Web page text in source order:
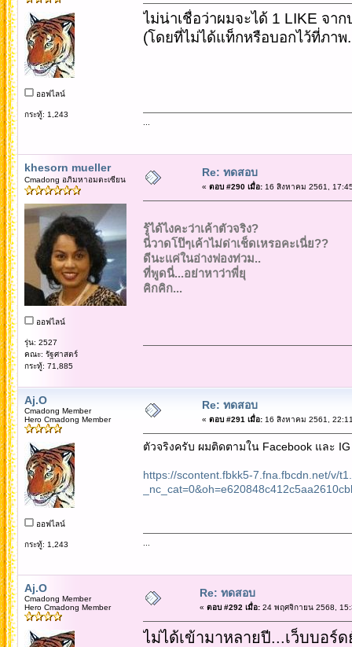
ออฟไลน์
กระทู้: 1,243
ไม่น่าเชื่อว่าผมจะได้ 1 LIKE จ
(โดยที่ไม่ได้แท็กหรือบอกไว้ที่ภาพ
khesorn mueller
Cmadong อภิมหาอมตะเซียน
ออฟไลน์
รุ่น: 2527
คณะ: รัฐศาสตร์
กระทู้: 71,885
Re: ทดสอบ
« ตอบ #290 เมื่อ:16 สิงหาคม 2561,
รู้ได้ไงคะว่าเค้าตัวจริง?
นี่วาดโป๊ๆเค้าไม่ด่าเช็ดเหรอคะเนี่ย??
ดีนะแค่ในอ่างฟองท่วม..
ที่พูดนี่...อย่าหาว่าพี่ยุ
คิกคิก...
Aj.O
Cmadong Member
Hero Cmadong Member
ออฟไลน์
กระทู้: 1,243
Re: ทดสอบ
« ตอบ #291 เมื่อ:16 สิงหาคม 2561,
ตัวจริงครับ ผมติดตามใน Facebook และ
https://scontent.fbkk5-7.fna.fbcdn.net/v/
Aj.O
Cmadong Member
Hero Cmadong Member
Re: ทดสอบ
« ตอบ #292 เมื่อ:24 พฤศจิกายน 2568,
ไม่ได้เข้ามาหลายปี...เว็บบอร์